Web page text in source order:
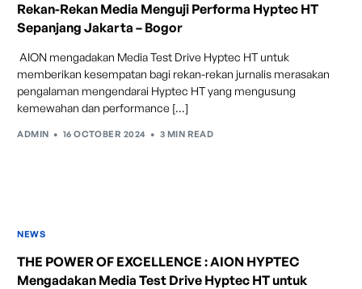
Rekan-Rekan Media Menguji Performa Hyptec HT
Sepanjang Jakarta – Bogor
AION mengadakan Media Test Drive Hyptec HT untuk
memberikan kesempatan bagi rekan-rekan jurnalis merasakan
pengalaman mengendarai Hyptec HT yang mengusung
kemewahan dan performance […]
ADMIN 16 OCTOBER 2024 3 MIN READ
NEWS
THE POWER OF EXCELLENCE : AION HYPTEC
Mengadakan Media Test Drive Hyptec HT untuk
Forward Collision Warning
Mendeteksi risiko tabrakan melalui suara alarm dan
layar peringatan yang didukung teknologi sistem
pengeraman otomatis apabila terdeteksi potensi